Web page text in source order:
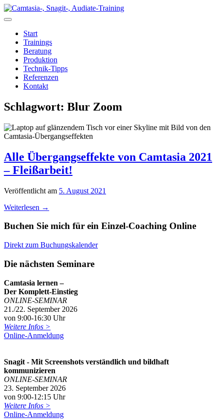
Zum
Inhalt
Start
Trainings
Beratung
Produktion
Technik-Tipps
Referenzen
Kontakt
Schlagwort: Blur Zoom
Alle Übergangseffekte von Camtasia 2021
– Fleißarbeit!
Veröffentlicht am 5. August 2021
Weiterlesen →
Buchen Sie mich für ein Einzel-Coaching Online
Direkt zum Buchungskalender
Die nächsten Seminare
Camtasia lernen –
Der Komplett-Einstieg
ONLINE-SEMINAR
21./22. September 2026
von 9:00-16:30 Uhr
Weitere Infos >
Online-Anmeldung
Snagit - Mit Screenshots verständlich und bildhaft
kommunizieren
ONLINE-SEMINAR
23. September 2026
von 9:00-12:15 Uhr
Weitere Infos >
Online-Anmeldung